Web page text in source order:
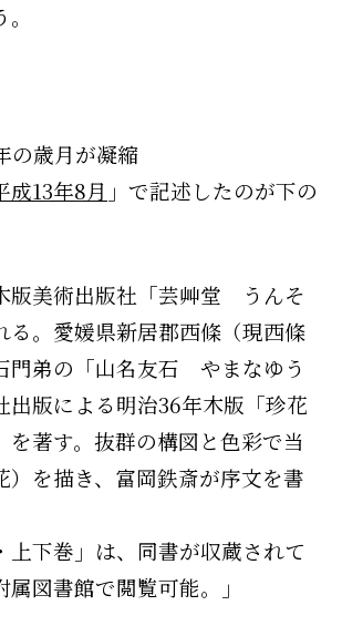
の歳月が凝縮
成13年8月 」で記述したのが下の
版美術出版社「芸艸堂 うんそ
る。愛媛県新居郡西條（現西條
門弟の「山名友石 やまなゆう
出版による明治36年木版「珍花
著す。抜群の構図と色彩で当
）を描き、富岡鉄斎が序文を書
下巻」は、同書が収蔵されて
図書館で閲覧可能。」